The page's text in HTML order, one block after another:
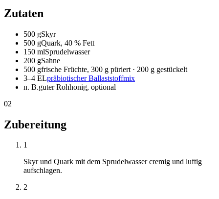
Zutaten
500 gSkyr
500 gQuark, 40 % Fett
150 mlSprudelwasser
200 gSahne
500 gfrische Früchte, 300 g püriert · 200 g gestückelt
3–4 ELpräbiotischer Ballaststoffmix
n. B.guter Rohhonig, optional
02
Zubereitung
1
Skyr und Quark mit dem Sprudelwasser cremig und luftig
aufschlagen.
2